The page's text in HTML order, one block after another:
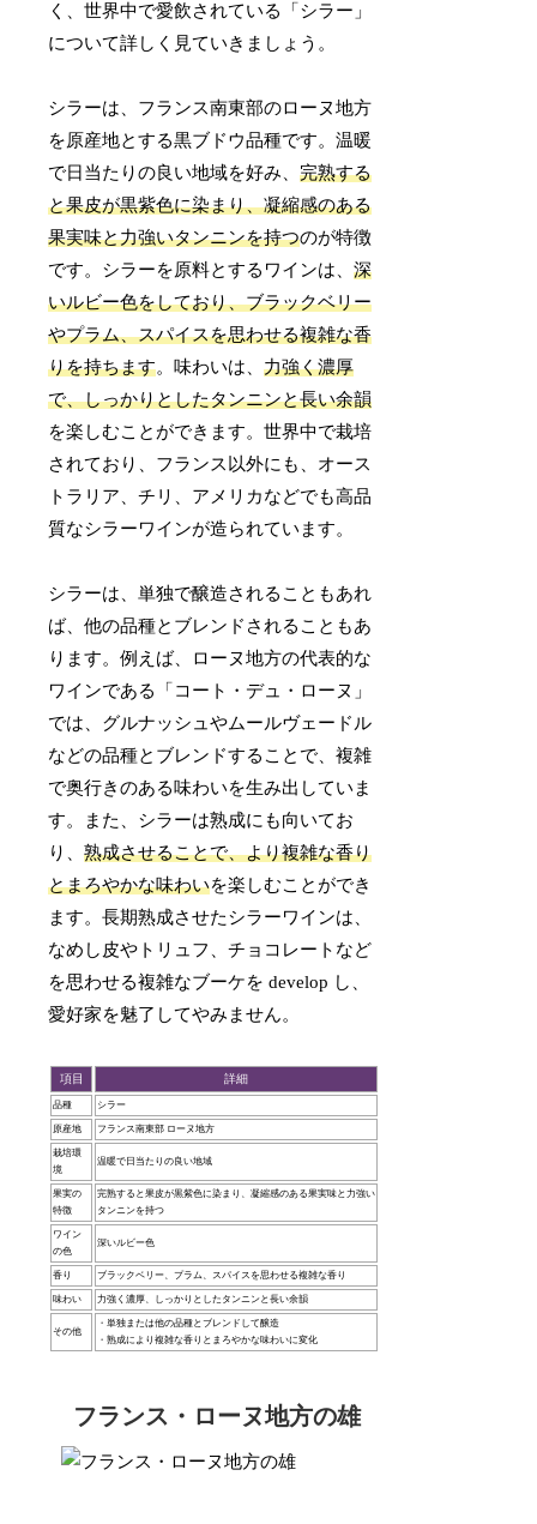
く、世界中で愛飲されている「シラー」
について詳しく見ていきましょう。
シラーは、フランス南東部のローヌ地方
を原産地とする黒ブドウ品種です。温暖
で日当たりの良い地域を好み、完熟する
と果皮が黒紫色に染まり、凝縮感のある
果実味と力強いタンニンを持つのが特徴
です。シラーを原料とするワインは、深
いルビー色をしており、ブラックベリー
やプラム、スパイスを思わせる複雑な香
りを持ちます。味わいは、力強く濃厚
で、しっかりとしたタンニンと長い余韻
を楽しむことができます。世界中で栽培
されており、フランス以外にも、オース
トラリア、チリ、アメリカなどでも高品
質なシラーワインが造られています。
シラーは、単独で醸造されることもあれ
ば、他の品種とブレンドされることもあ
ります。例えば、ローヌ地方の代表的な
ワインである「コート・デュ・ローヌ」
では、グルナッシュやムールヴェードル
などの品種とブレンドすることで、複雑
で奥行きのある味わいを生み出していま
す。また、シラーは熟成にも向いてお
り、熟成させることで、より複雑な香り
とまろやかな味わいを楽しむことができ
ます。長期熟成させたシラーワインは、
なめし皮やトリュフ、チョコレートなど
を思わせる複雑なブーケを develop し、
愛好家を魅了してやみません。
項目 詳細
品種 シラー
原産地 フランス南東部 ローヌ地方
栽培環
境
温暖で日当たりの良い地域
果実の
特徴
完熟すると果皮が黒紫色に染まり、凝縮感のある果実味と力強い
タンニンを持つ
ワイン
の色
深いルビー色
香り ブラックベリー、プラム、スパイスを思わせる複雑な香り
味わい 力強く濃厚、しっかりとしたタンニンと長い余韻
その他
・単独または他の品種とブレンドして醸造
・熟成により複雑な香りとまろやかな味わいに変化
フランス・ローヌ地方の雄